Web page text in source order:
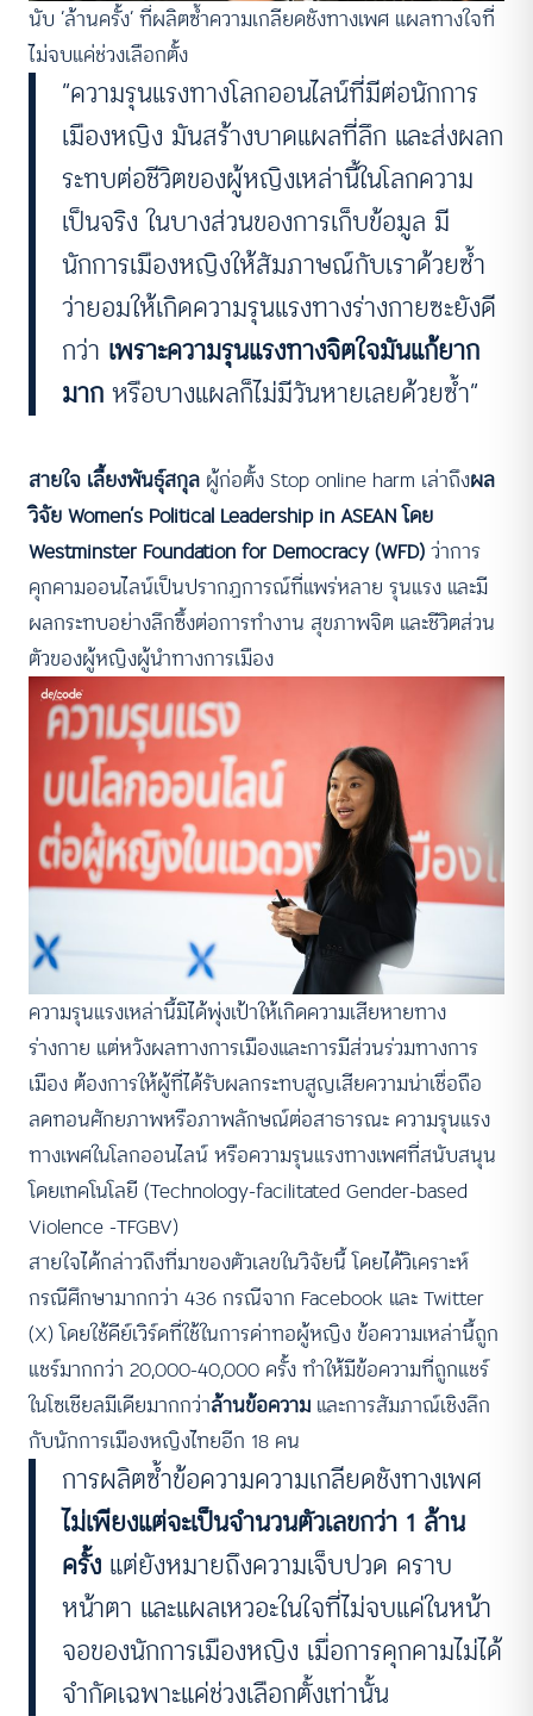
นับ ‘ล้านครั้ง’ ที่ผลิตซ้ำความเกลียดชังทางเพศ แผลทางใจที่
ไม่จบแค่ช่วงเลือกตั้ง
“ความรุนแรงทางโลกออนไลน์ที่มีต่อนักการ
เมืองหญิง มันสร้างบาดแผลที่ลึก และส่งผลก
ระทบต่อชีวิตของผู้หญิงเหล่านี้ในโลกความ
เป็นจริง ในบางส่วนของการเก็บข้อมูล มี
นักการเมืองหญิงให้สัมภาษณ์กับเราด้วยซ้ำ
ว่ายอมให้เกิดความรุนแรงทางร่างกายซะยังดี
กว่า เพราะความรุนแรงทางจิตใจมันแก้ยาก
มาก หรือบางแผลก็ไม่มีวันหายเลยด้วยซ้ำ”
สายใจ เลี้ยงพันธุ์สกุล ผู้ก่อตั้ง Stop online harm เล่าถึงผล
วิจัย Women’s Political Leadership in ASEAN โดย
Westminster Foundation for Democracy (WFD)ว่าการ
คุกคามออนไลน์เป็นปรากฏการณ์ที่แพร่หลาย รุนแรง และมี
ผลกระทบอย่างลึกซึ้งต่อการทำงาน สุขภาพจิต และชีวิตส่วน
ตัวของผู้หญิงผู้นำทางการเมือง
ความรุนแรงเหล่านี้มิได้พุ่งเป้าให้เกิดความเสียหายทาง
ร่างกาย แต่หวังผลทางการเมืองและการมีส่วนร่วมทางการ
เมือง ต้องการให้ผู้ที่ได้รับผลกระทบสูญเสียความน่าเชื่อถือ
ลดทอนศักยภาพหรือภาพลักษณ์ต่อสาธารณะ ความรุนแรง
ทางเพศในโลกออนไลน์ หรือความรุนแรงทางเพศที่สนับสนุน
โดยเทคโนโลยี (Technology-facilitated Gender-based
Violence -TFGBV)
สายใจได้กล่าวถึงที่มาของตัวเลขในวิจัยนี้ โดยได้วิเคราะห์
กรณีศึกษามากกว่า 436 กรณีจาก Facebook และ Twitter
(X) โดยใช้คีย์เวิร์ดที่ใช้ในการด่าทอผู้หญิง ข้อความเหล่านี้ถูก
แชร์มากกว่า 20,000-40,000 ครั้งทำให้มีข้อความที่ถูกแชร์
ในโซเชียลมีเดียมากกว่าล้านข้อความ และการสัมภาณ์เชิงลึก
กับนักการเมืองหญิงไทยอีก 18 คน
การผลิตซ้ำข้อความความเกลียดชังทางเพศ
ไม่เพียงแต่จะเป็นจำนวนตัวเลขกว่า 1 ล้าน
ครั้ง แต่ยังหมายถึงความเจ็บปวด คราบ
หน้าตา และแผลเหวอะในใจที่ไม่จบแค่ในหน้า
จอของนักการเมืองหญิง เมื่อการคุกคามไม่ได้
จำกัดเฉพาะแค่ช่วงเลือกตั้งเท่านั้น